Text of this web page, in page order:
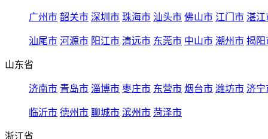
广州市 韶关市 深圳市 珠海市 汕头市 佛山市 江门市 湛江
汕尾市 河源市 阳江市 清远市 东莞市 中山市 潮州市 揭阳
山东省
济南市 青岛市 淄博市 枣庄市 东营市 烟台市 潍坊市 济宁
临沂市 德州市 聊城市 滨州市 菏泽市
浙江省